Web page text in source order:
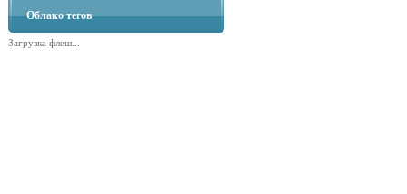
Облако тегов
Загрузка флеш...